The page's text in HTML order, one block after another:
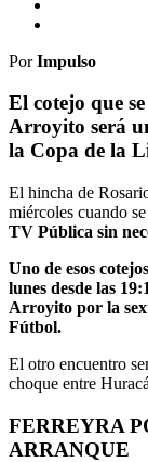
PorImpulso
El cotejo que
Arroyito será
la Copa de la
El hincha de
miércoles cuando
TV Pública sin
Uno de esos
lunes desde las
Arroyito por la
Fútbol.
El otro encuentro
choque entre
FERREYRA
ARRANQUE